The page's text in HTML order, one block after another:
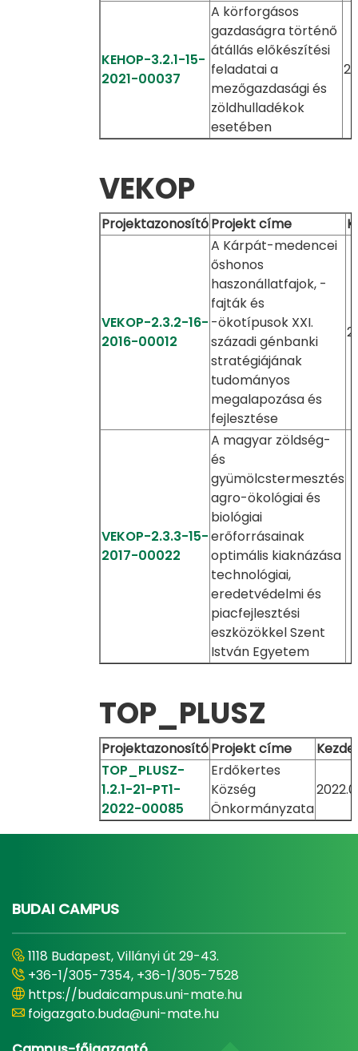
KEHOP-3.2.1-15-
2021-00037
A körforgásos
gazdaságra történő
átállás előkészítési
feladatai a
mezőgazdasági és
zöldhulladékok
esetében
VEKOP
ProjektazonosítóProjekt címe
VEKOP-2.3.2-16-
2016-00012
A Kárpát-medencei
őshonos
haszonállatfajok, -
fajták és
-ökotípusok XXI.
századi génbanki
stratégiájának
tudományos
megalapozása és
fejlesztése
VEKOP-2.3.3-15-
2017-00022
A magyar zöldség-
és
gyümölcstermesztés
agro-ökológiai és
biológiai
erőforrásainak
optimális kiaknázása
technológiai,
eredetvédelmi és
piacfejlesztési
eszközökkel Szent
István Egyetem
TOP_PLUSZ
ProjektazonosítóProjekt címe
TOP_PLUSZ-
1.2.1-21-PT1-
2022-00085
Erdőkertes
Község
Önkormányzata
BUDAI CAMPUS
1118 Budapest, Villányi út 29-43.
+36-1/305-7354, +36-1/305-7528
https://budaicampus.uni-mate.hu
foigazgato.buda@uni-mate.hu